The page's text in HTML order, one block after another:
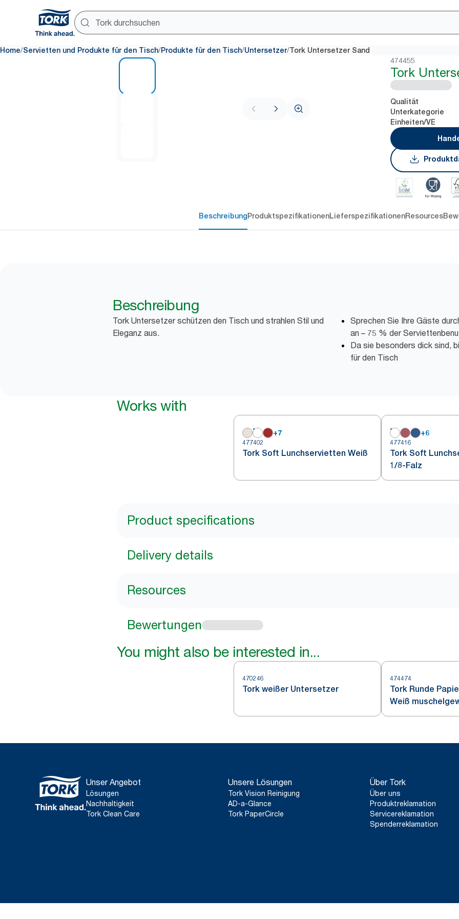
Home/Servietten und Produkte für den Tisch/Produkte für den Tisch/Untersetzer/Tork Untersetzer Sand
474455
Tork
Qualität
Unterkategorie
Einheiten/VE
BeschreibungProduktspezifikationenLieferspezifikationenResources
Beschreibung
Tork Untersetzer schützen den Tisch und strahlen Stil und
Eleganz aus.
Sprechen Sie Ihre Gäste
an – 75 % der
Da sie besonders dick sind,
für den Tisch
Works with
+7
477402
Tork Soft Lunchservietten Weiß
+6
477416
Tork Soft
1/8-Falz
Product specifications
Delivery details
Resources
Bewertungen
You might also be interested in...
470246
Tork weißer Untersetzer
474474
Tork Runde
Weiß
Unser Angebot
Lösungen
Nachhaltigkeit
Tork Clean Care
Unsere Lösungen
Tork Vision Reinigung
AD-a-Glance
Tork PaperCircle
Über Tork
Über uns
Produktreklamation
Servicereklamation
Spenderreklamation